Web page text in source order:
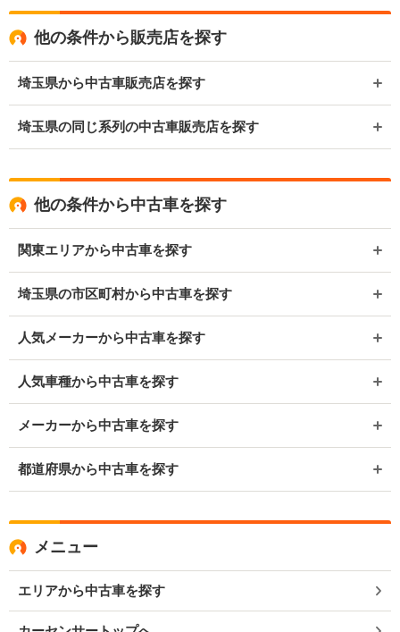
他の条件から販売店を探す
埼玉県から中古車販売店を探す
埼玉県の同じ系列の中古車販売店を探す
他の条件から中古車を探す
関東エリアから中古車を探す
埼玉県の市区町村から中古車を探す
人気メーカーから中古車を探す
人気車種から中古車を探す
メーカーから中古車を探す
都道府県から中古車を探す
メニュー
エリアから中古車を探す